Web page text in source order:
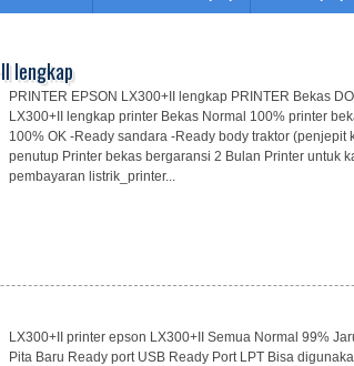
lengkap
PRINTER EPSON LX300+II lengkap PRINTER Bekas
LX300+II lengkap printer Bekas Normal 100% printer
100% OK -Ready sandara -Ready body traktor (penjepit
penutup Printer bekas bergaransi 2 Bulan Printer untuk
pembayaran listrik_printer...
LX300+II printer epson LX300+II Semua Normal 99%
Pita Baru Ready port USB Ready Port LPT Bisa